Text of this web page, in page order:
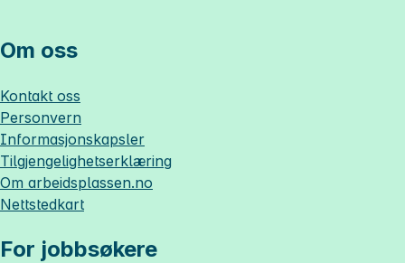
Om oss
Kontakt oss
Personvern
Informasjonskapsler
Tilgjengelighetserklæring
Om arbeidsplassen.no
Nettstedkart
For jobbsøkere